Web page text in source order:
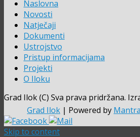
Naslovna
Novosti
Natječaji
Dokumenti
Ustrojstvo
Pristup informacijama
Projekti
O Iloku
Grad Ilok (C) Sva prava pridržana.
Grad Ilok | Powered by Mantra
Skip to content